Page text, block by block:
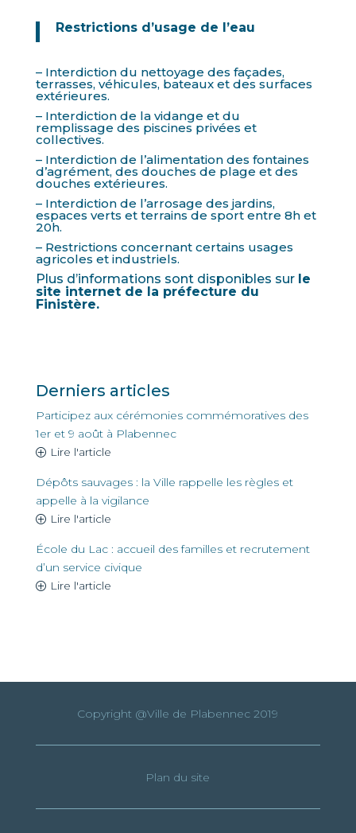
Restrictions d’usage de l’eau
– Interdiction du nettoyage des façades,
terrasses, véhicules, bateaux et des surfaces
extérieures.
– Interdiction de la vidange et du
remplissage des piscines privées et
collectives.
– Interdiction de l’alimentation des fontaines
d’agrément, des douches de plage et des
douches extérieures.
– Interdiction de l’arrosage des jardins,
espaces verts et terrains de sport entre 8h et
20h.
– Restrictions concernant certains usages
agricoles et industriels.
Plus d’informations sont disponibles sur le
site internet de la préfecture du
Finistère.
Derniers articles
Participez aux cérémonies commémoratives des
1er et 9 août à Plabennec
Lire l'article
Dépôts sauvages : la Ville rappelle les règles et
appelle à la vigilance
Lire l'article
École du Lac : accueil des familles et recrutement
d’un service civique
Lire l'article
Copyright @Ville de Plabennec 2019
Plan du site